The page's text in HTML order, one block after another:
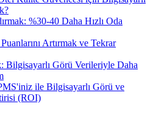
%30-40 Daha Hızlı Oda
Artırmak ve Tekrar
Bilgisayarlı Görü Verileriyle Daha
ile Bilgisayarlı Görü ve
(ROI)